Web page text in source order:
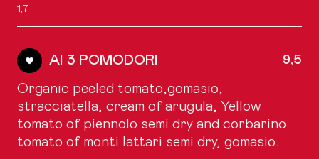
1,7
AI 3 POMODORI 9,5
Organic peeled tomato,gomasio,
stracciatella, cream of arugula, Yellow
tomato of piennolo semi dry and corbarino
tomato of monti lattari semi dry, gomasio.